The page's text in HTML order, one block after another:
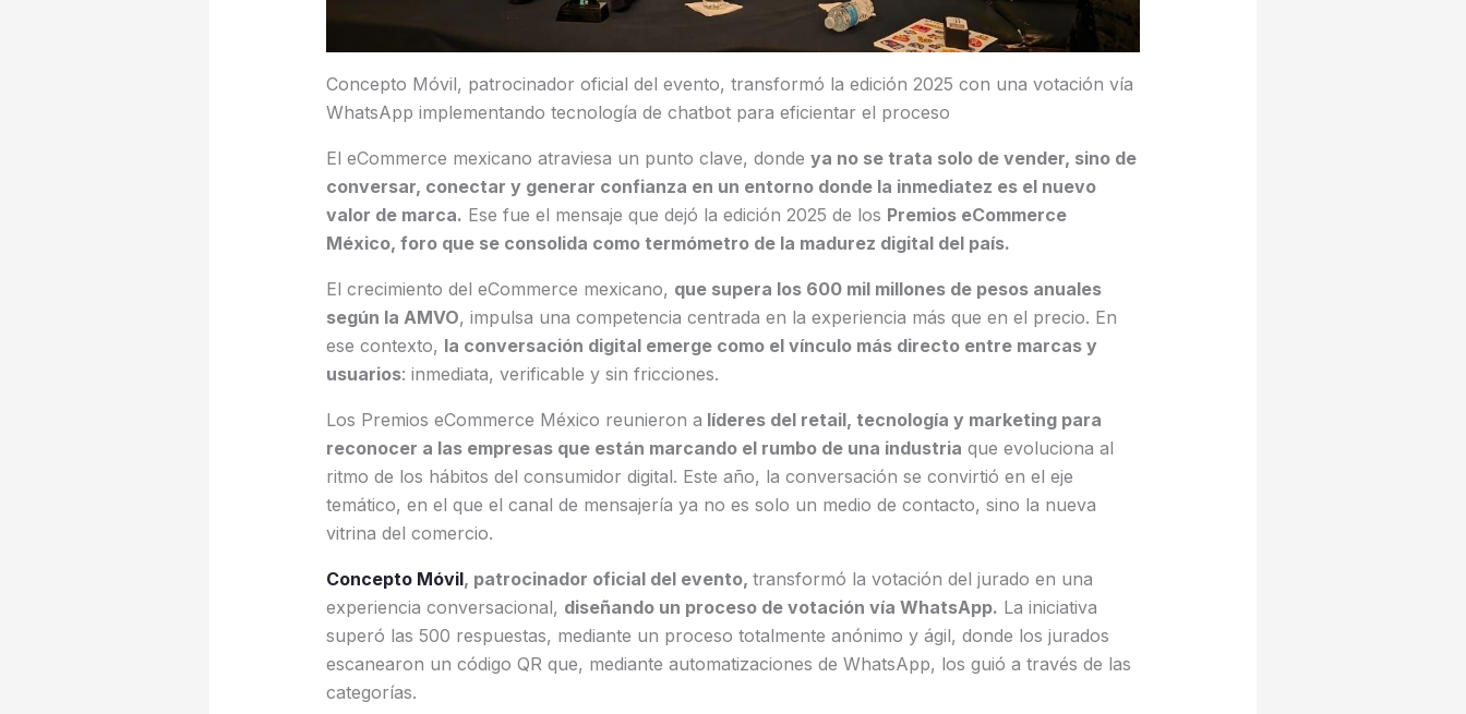
Concepto Móvil, patrocinador oficial del evento, transformó la edición 2025 con una votación vía
WhatsApp implementando tecnología de chatbot para eficientar el proceso
El eCommerce mexicano atraviesa un punto clave, donde ya no se trata solo de vender, sino de
conversar, conectar y generar confianza en un entorno donde la inmediatez es el nuevo
valor de marca. Ese fue el mensaje que dejó la edición 2025 de los Premios eCommerce
México, foro que se consolida como termómetro de la madurez digital del país.
El crecimiento del eCommerce mexicano, que supera los 600 mil millones de pesos anuales
según la AMVO, impulsa una competencia centrada en la experiencia más que en el precio. En
ese contexto, la conversación digital emerge como el vínculo más directo entre marcas y
usuarios: inmediata, verificable y sin fricciones.
Los Premios eCommerce México reunieron a líderes del retail, tecnología y marketing para
reconocer a las empresas que están marcando el rumbo de una industria que evoluciona al
ritmo de los hábitos del consumidor digital. Este año, la conversación se convirtió en el eje
temático, en el que el canal de mensajería ya no es solo un medio de contacto, sino la nueva
vitrina del comercio.
Concepto Móvil, patrocinador oficial del evento, transformó la votación del jurado en una
experiencia conversacional, diseñando un proceso de votación vía WhatsApp. La iniciativa
superó las 500 respuestas, mediante un proceso totalmente anónimo y ágil, donde los jurados
escanearon un código QR que, mediante automatizaciones de WhatsApp, los guió a través de las
categorías.